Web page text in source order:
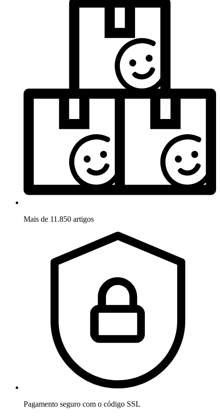
Mais de 11.850 artigos
Pagamento seguro com o código SSL